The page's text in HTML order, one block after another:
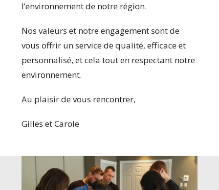
l’environnement de notre région.
Nos valeurs et notre engagement sont de
vous offrir un service de qualité, efficace et
personnalisé, et cela tout en respectant notre
environnement.
Au plaisir de vous rencontrer,
Gilles et Carole